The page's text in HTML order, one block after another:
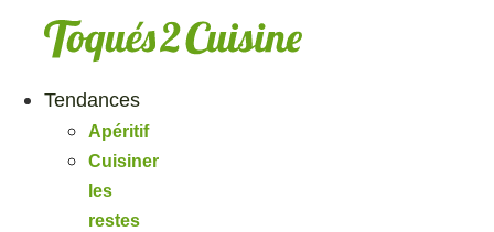
Tendances
Apéritif
Cuisiner
les
restes